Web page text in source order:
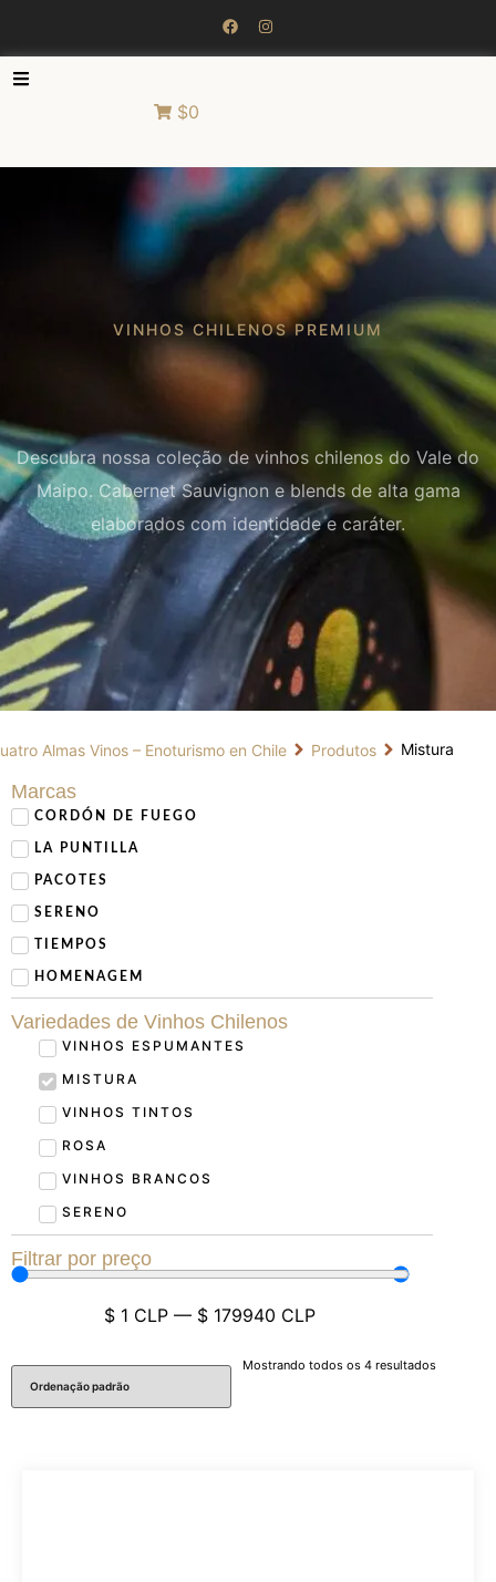
$0
VINHOS CHILENOS PREMIUM
Descubra nossa coleção de vinhos chilenos do Vale do
Maipo. Cabernet Sauvignon e blends de alta gama
elaborados com identidade e caráter.
Almas Vinos – Enoturismo en Chile Produtos Mistura
Marcas
CORDÓN DE FUEGO
LA PUNTILLA
PACOTES
SERENO
TIEMPOS
HOMENAGEM
Variedades de Vinhos Chilenos
VINHOS ESPUMANTES
MISTURA
VINHOS TINTOS
ROSA
VINHOS BRANCOS
SERENO
Filtrar por preço
$ 1 CLP — $ 179940 CLP
Mostrando todos os 4 resultados